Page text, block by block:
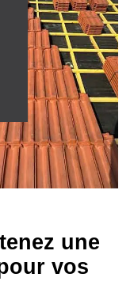
une
vos